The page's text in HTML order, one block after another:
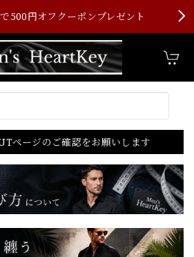
500円オフクーポンプレゼント
ページのご確認をお願いします